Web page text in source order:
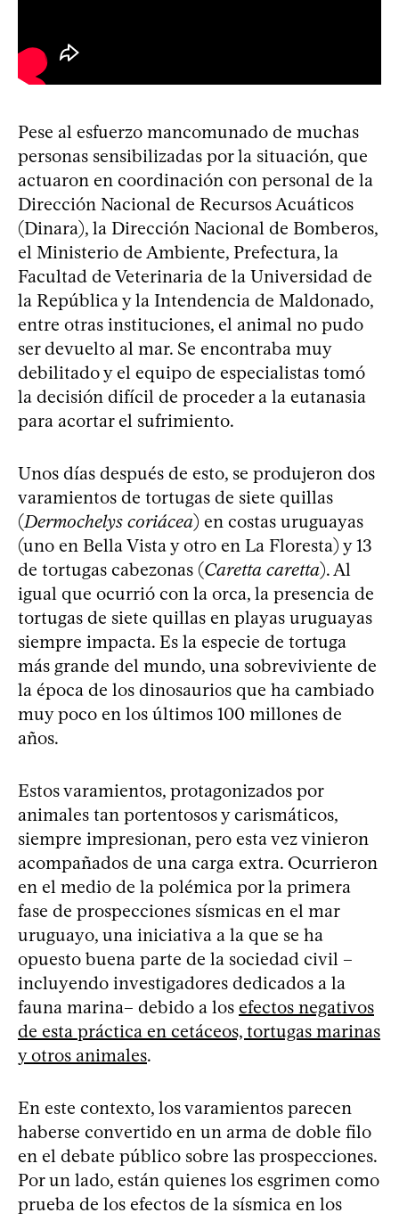
Pese al esfuerzo mancomunado de muchas
personas sensibilizadas por la situación, que
actuaron en coordinación con personal de la
Dirección Nacional de Recursos Acuáticos
(Dinara), la Dirección Nacional de Bomberos,
el Ministerio de Ambiente, Prefectura, la
Facultad de Veterinaria de la Universidad de
la República y la Intendencia de Maldonado,
entre otras instituciones, el animal no pudo
ser devuelto al mar. Se encontraba muy
debilitado y el equipo de especialistas tomó
la decisión difícil de proceder a la eutanasia
para acortar el sufrimiento.
Unos días después de esto, se produjeron dos
varamientos de tortugas de siete quillas
(Dermochelys coriácea) en costas uruguayas
(uno en Bella Vista y otro en La Floresta) y 13
de tortugas cabezonas (Caretta caretta). Al
igual que ocurrió con la orca, la presencia de
tortugas de siete quillas en playas uruguayas
siempre impacta. Es la especie de tortuga
más grande del mundo, una sobreviviente de
la época de los dinosaurios que ha cambiado
muy poco en los últimos 100 millones de
años.
Estos varamientos, protagonizados por
animales tan portentosos y carismáticos,
siempre impresionan, pero esta vez vinieron
acompañados de una carga extra. Ocurrieron
en el medio de la polémica por la primera
fase de prospecciones sísmicas en el mar
uruguayo, una iniciativa a la que se ha
opuesto buena parte de la sociedad civil –
incluyendo investigadores dedicados a la
fauna marina– debido a los efectos negativos
de esta práctica en cetáceos, tortugas marinas
y otros animales.
En este contexto, los varamientos parecen
haberse convertido en un arma de doble filo
en el debate público sobre las prospecciones.
Por un lado, están quienes los esgrimen como
prueba de los efectos de la sísmica en los